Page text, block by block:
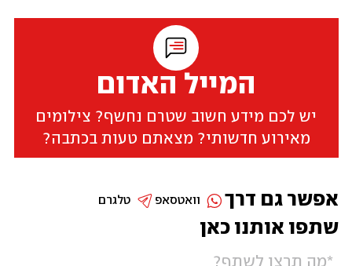
המייל האדום
יש לכם מידע חשוב שטרם נחשף? צילומים
מאירוע חדשותי? מצאתם טעות בכתבה?
שתפו אותנו כאן
אפשר גם דרך טלגרם וואטסאפ